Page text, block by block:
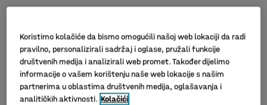
Koristimo kolačiće da bismo omogućili našoj web lokaciji da radi
pravilno, personalizirali sadržaj i oglase, pružali funkcije
društvenih medija i analizirali web promet. Također dijelimo
informacije o vašem korištenju naše web lokacije s našim
partnerima u oblastima društvenih medija, oglašavanja i
analitičkih aktivnosti. Kolačići